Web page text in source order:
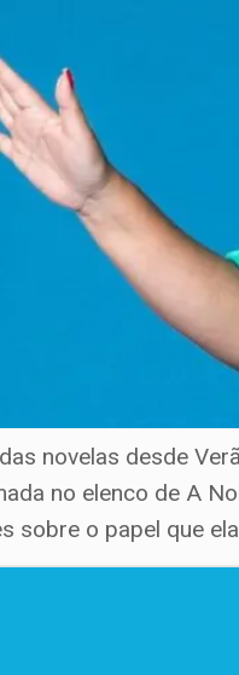
novelas desde
no elenco de A
sobre o papel que